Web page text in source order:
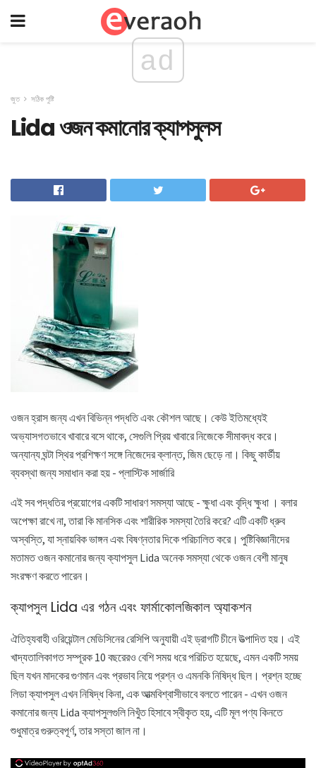
ad
জুত সঠিক পুষ্টি
Lida ওজন কমানোর ক্যাপসুলস
ওজন হ্রাস জন্য এখন বিভিন্ন পদ্ধতি এবং কৌশল আছে। কেউ ইতিমধ্যেই
অভ্যাসগতভাবে খাবারে বসে থাকে, সেগুলি প্রিয় খাবারে নিজেকে সীমাবদ্ধ করে।
অন্যান্য ঘন্টা স্থির প্রশিক্ষণ সঙ্গে নিজেদের ক্লান্ত, জিম ছেড়ে না। কিছু কার্ডীয়
ব্যবস্থা জন্য সমাধান করা হয় - প্লাস্টিক সার্জারি
এই সব পদ্ধতির প্রয়োগের একটি সাধারণ সমস্যা আছে - ক্ষুধা এবং বৃদ্ধি ক্ষুধা । বলার
অপেক্ষা রাখে না, তারা কি মানসিক এবং শারীরিক সমস্যা তৈরি করে? এটি একটি ধ্রুব
অস্বস্তি, যা স্নায়বিক ভাঙ্গন এবং বিষণ্নতার দিকে পরিচালিত করে। পুষ্টিবিজ্ঞানীদের
মতামত ওজন কমানোর জন্য ক্যাপসুল Lida অনেক সমস্যা থেকে ওজন বেশী মানুষ
সংরক্ষণ করতে পারেন।
ক্যাপসুল Lida এর গঠন এবং ফার্মাকোলজিকাল অ্যাকশন
ঐতিহ্যবাহী ওরিয়েন্টাল মেডিসিনের রেসিপি অনুযায়ী এই ড্রাগটি চীনে উত্পাদিত হয়। এই
খাদ্যতালিকাগত সম্পূরক 10 বছরেরও বেশি সময় ধরে পরিচিত হয়েছে, এমন একটি সময়
ছিল যখন মাদকের গুণমান এবং প্রভাব নিয়ে প্রশ্ন ও এমনকি নিষিদ্ধ ছিল। প্রশ্ন হচ্ছে
লিডা ক্যাপসুল এখন নিষিদ্ধ কিনা, এক আত্মবিশ্বাসীভাবে বলতে পারেন - এখন ওজন
কমানোর জন্য Lida ক্যাপসুলগুলি নিখুঁত হিসাবে স্বীকৃত হয়, এটি মূল পণ্য কিনতে
শুধুমাত্র গুরুত্বপূর্ণ, তার সস্তা জাল না।